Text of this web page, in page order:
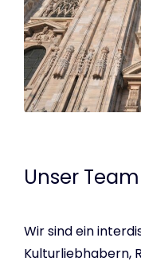
Unser Team
Wir sind ein
Kulturliebhabern,